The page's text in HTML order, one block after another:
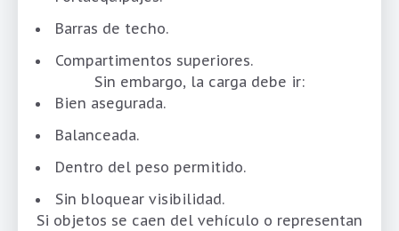
Barras de techo.
Compartimentos superiores.
Sin embargo, la carga debe ir:
Bien asegurada.
Balanceada.
Dentro del peso permitido.
Sin bloquear visibilidad.
Si objetos se caen del vehículo o representan